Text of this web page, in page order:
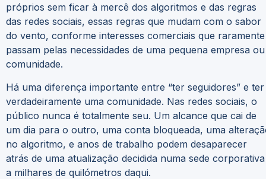
próprios sem ficar à mercê dos algoritmos e das regras
das redes sociais, essas regras que mudam com o sabor
do vento, conforme interesses comerciais que raramente
passam pelas necessidades de uma pequena empresa ou
comunidade.
Há uma diferença importante entre “ter seguidores” e ter
verdadeiramente uma comunidade. Nas redes sociais, o
público nunca é totalmente seu. Um alcance que cai de
um dia para o outro, uma conta bloqueada, uma
no algoritmo, e anos de trabalho podem desaparecer
atrás de uma atualização decidida numa sede corporativa
a milhares de quilómetros daqui.